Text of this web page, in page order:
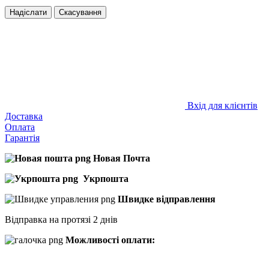
Надіслати Скасування
Вхід для клієнтів
Доставка
Оплата
Гарантія
Новая Почта
Укрпошта
Швидке відправлення
Відправка на протязі 2 днів
Можливості оплати: